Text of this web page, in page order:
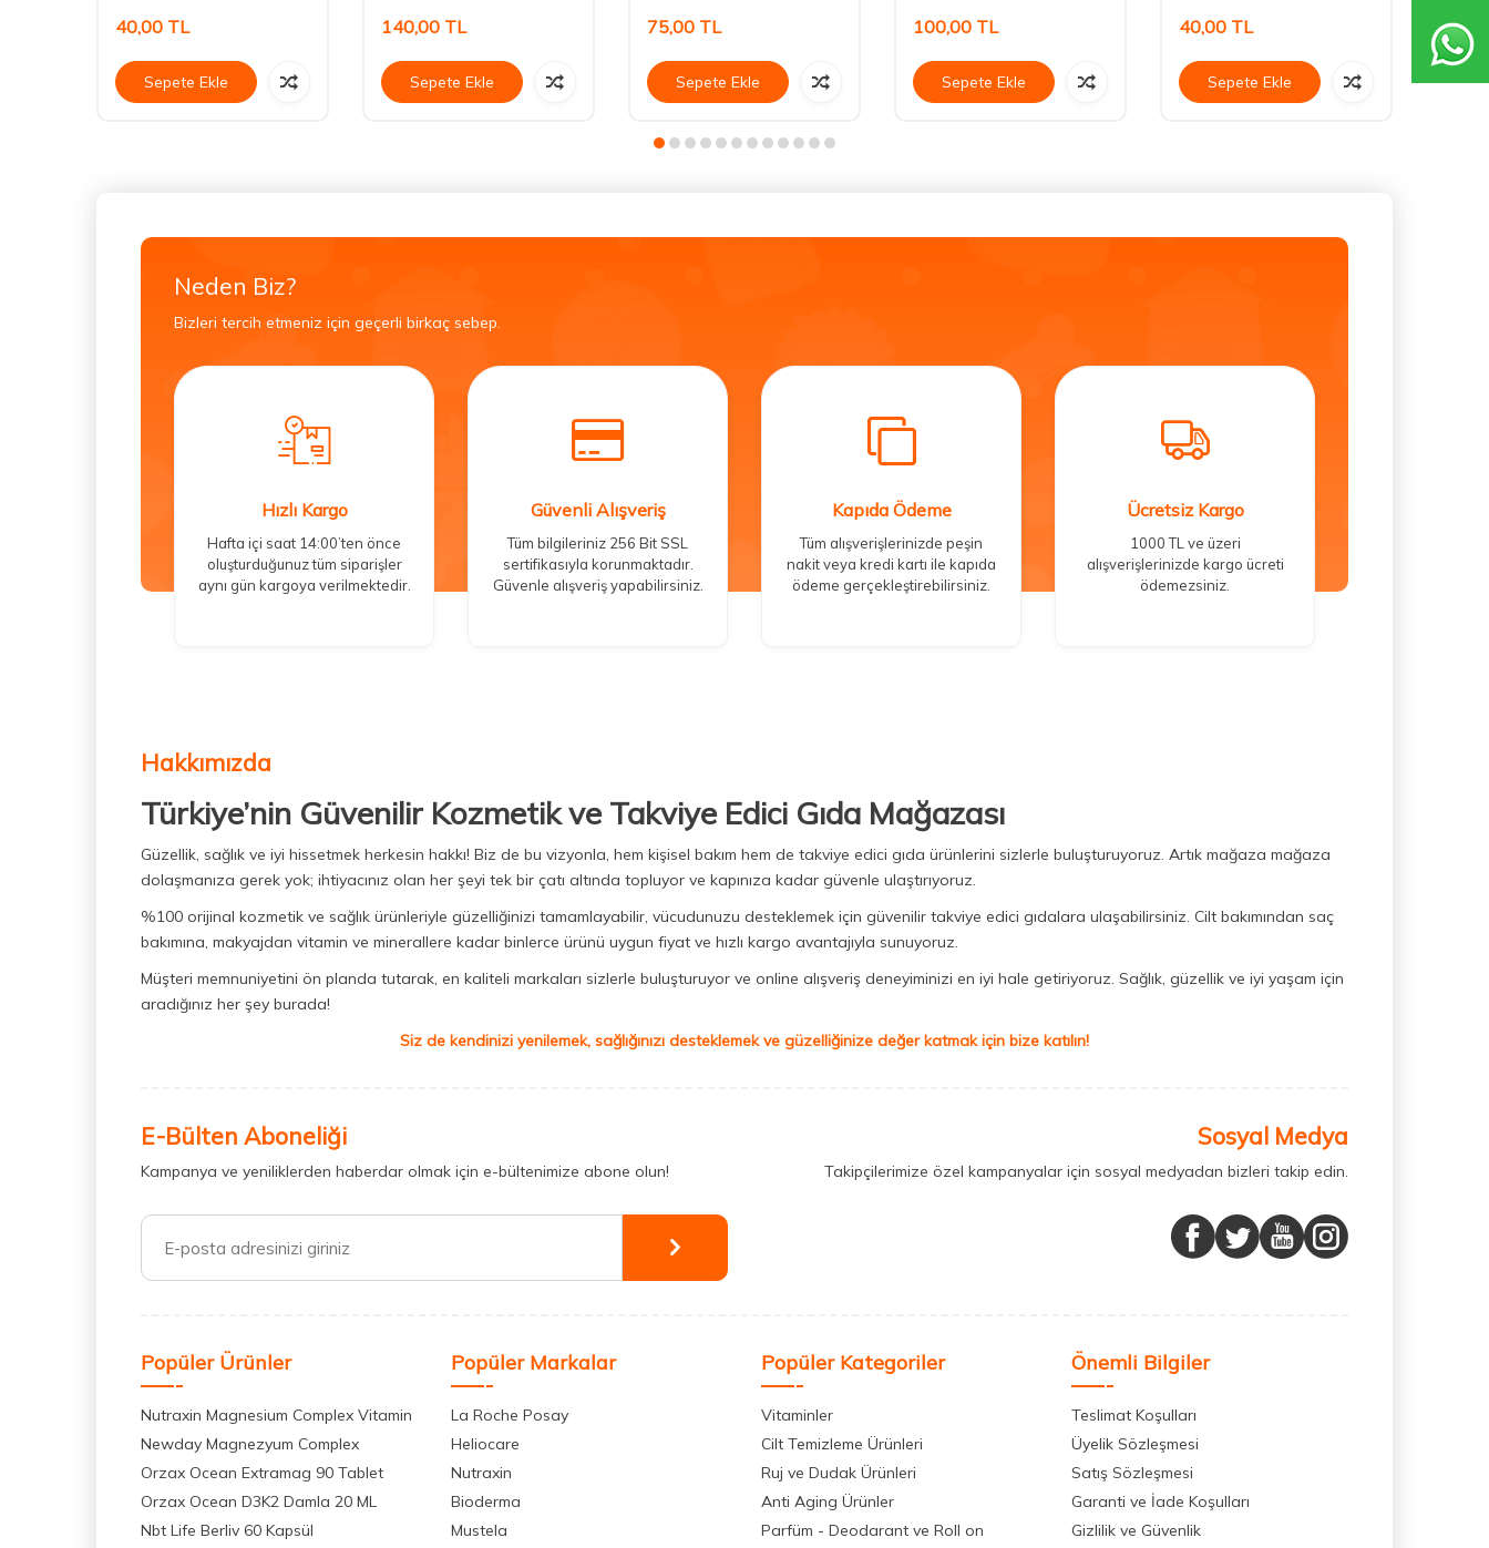
40,00 TL
Sepete Ekle
140,00 TL
Sepete Ekle
75,00 TL
Sepete Ekle
100,00 TL
Sepete Ekle
40,00 TL
Sepete Ekle
Neden Biz?
Bizleri tercih etmeniz için geçerli birkaç sebep.
Hızlı Kargo
Hafta içi saat 14:00’ten önce
oluşturduğunuz tüm siparişler
aynı gün kargoya verilmektedir.
Güvenli Alışveriş
Tüm bilgileriniz 256 Bit SSL
sertifikasıyla korunmaktadır.
Güvenle alışveriş yapabilirsiniz.
Kapıda Ödeme
Tüm alışverişlerinizde peşin
nakit veya kredi kartı ile kapıda
ödeme gerçekleştirebilirsiniz.
Ücretsiz Kargo
1000 TL ve üzeri
alışverişlerinizde kargo ücreti
ödemezsiniz.
Hakkımızda
Türkiye’nin Güvenilir Kozmetik ve Takviye Edici Gıda Mağazası
Güzellik, sağlık ve iyi hissetmek herkesin hakkı! Biz de bu vizyonla, hem kişisel bakım hem de takviye edici gıda ürünlerini sizlerle buluşturuyoruz. Artık mağaza mağaza
dolaşmanıza gerek yok; ihtiyacınız olan her şeyi tek bir çatı altında topluyor ve kapınıza kadar güvenle ulaştırıyoruz.
%100 orijinal kozmetik ve sağlık ürünleriyle güzelliğinizi tamamlayabilir, vücudunuzu desteklemek için güvenilir takviye edici gıdalara ulaşabilirsiniz. Cilt bakımından saç
bakımına, makyajdan vitamin ve minerallere kadar binlerce ürünü uygun fiyat ve hızlı kargo avantajıyla sunuyoruz.
Müşteri memnuniyetini ön planda tutarak, en kaliteli markaları sizlerle buluşturuyor ve online alışveriş deneyiminizi en iyi hale getiriyoruz. Sağlık, güzellik ve iyi yaşam için
aradığınız her şey burada!
Siz de kendinizi yenilemek, sağlığınızı desteklemek ve güzelliğinize değer katmak için bize katılın!
E-Bülten Aboneliği
Kampanya ve yeniliklerden haberdar olmak için e-bültenimize abone olun!
Sosyal Medya
Takipçilerimize özel kampanyalar için sosyal medyadan bizleri takip edin.
Popüler Ürünler
Nutraxin Magnesium Complex Vitamin
Newday Magnezyum Complex
Orzax Ocean Extramag 90 Tablet
Orzax Ocean D3K2 Damla 20 ML
Nbt Life Berliv 60 Kapsül
Popüler Markalar
La Roche Posay
Heliocare
Nutraxin
Bioderma
Mustela
Popüler Kategoriler
Vitaminler
Cilt Temizleme Ürünleri
Ruj ve Dudak Ürünleri
Anti Aging Ürünler
Parfüm - Deodarant ve Roll on
Önemli Bilgiler
Teslimat Koşulları
Üyelik Sözleşmesi
Satış Sözleşmesi
Garanti ve İade Koşulları
Gizlilik ve Güvenlik